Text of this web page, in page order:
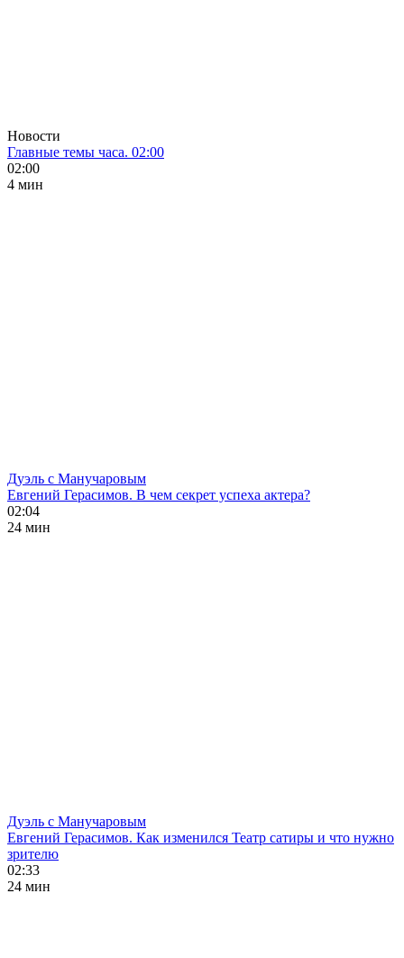
Новости
Главные темы часа. 02:00
02:00
4 мин
Дуэль с Манучаровым
Евгений Герасимов. В чем секрет успеха актера?
02:04
24 мин
Дуэль с Манучаровым
Евгений Герасимов. Как изменился Театр сатиры и что нужно
зрителю
02:33
24 мин